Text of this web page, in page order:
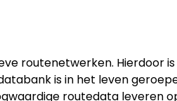
routenetwerken. Hierdoor is
is in het leven
routedata leveren